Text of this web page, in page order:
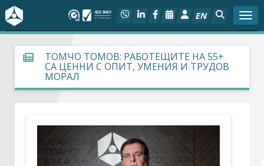
EN
За БСК
На фокус
Социален диалог
ТОМЧО ТОМОВ: РАБОТЕЩИТЕ НА 55+
СА ЦЕННИ С ОПИТ, УМЕНИЯ И ТРУДОВ
МОРАЛ